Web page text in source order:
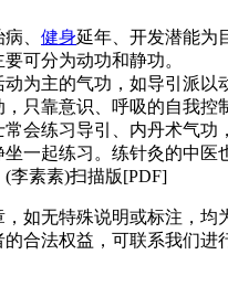
、 健身延年、开发潜能为
可分为动功和静功。
为主的气功，如导引派以
只靠意识、呼吸的自我控
会练习导引、内丹术气功
坐一起练习。练针灸的中医
(李素素)扫描版[PDF]
如无特殊说明或标注，
合法权益，可联系我们进